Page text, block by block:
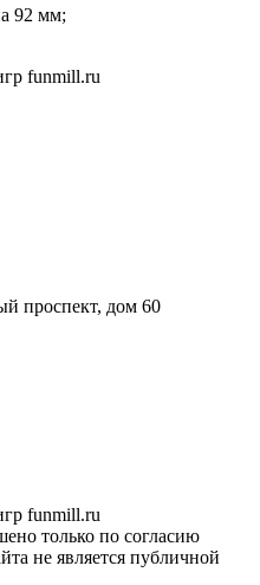
92 мм;
funmill.ru
проспект, дом 60
funmill.ru
только по согласию
не является публичной